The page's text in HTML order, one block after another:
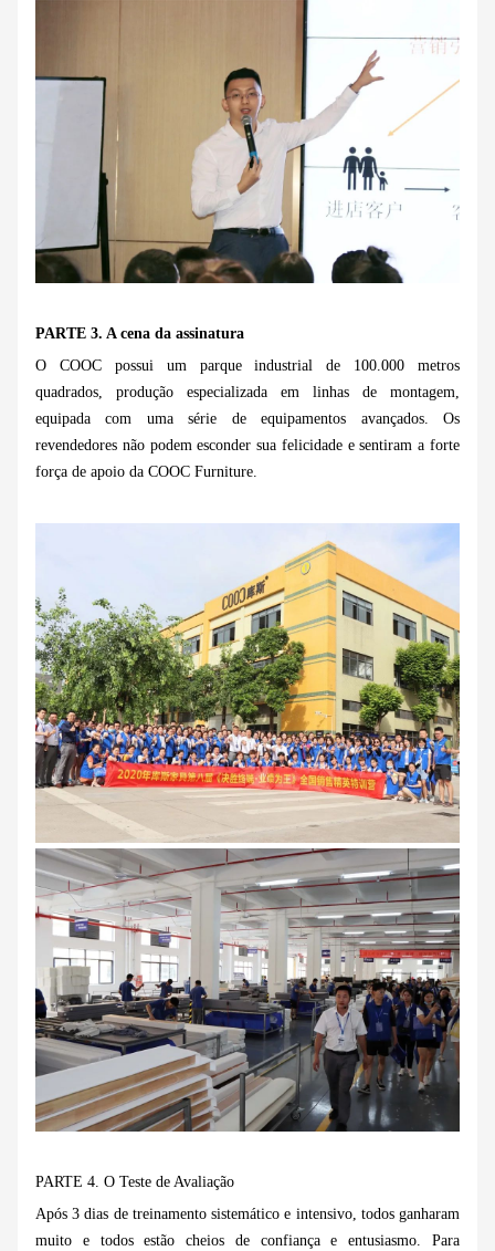
PARTE 3. A cena da assinatura
O COOC possui um parque industrial de 100.000 metros
quadrados, produção especializada em linhas de montagem,
equipada com uma série de equipamentos avançados. Os
revendedores não podem esconder sua felicidade e sentiram a forte
força de apoio da COOC Furniture.
PARTE 4. O Teste de Avaliação
Após 3 dias de treinamento sistemático e intensivo, todos ganharam
muito e todos estão cheios de confiança e entusiasmo. Para